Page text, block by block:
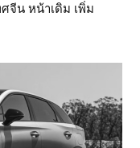
จีน หน้าเดิม เพิ่ม